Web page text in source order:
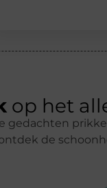
op het
gedachten
de